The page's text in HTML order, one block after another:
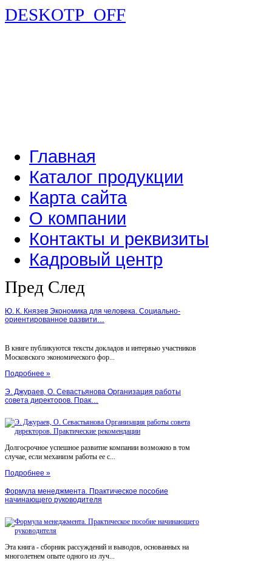
DESKOTP_OFF
Главная
Каталог продукции
Карта сайта
О компании
Контакты и реквизиты
Кадровый центр
Пред След
Ю. К. Князев Экономика для человека. Социально-
ориентированное развити…
В книге публикуются тексты докладов и интервью участников
Московского экономического фор...
Подробнее »
Э. Джураев, О. Севастьянова Организация работы
совета директоров. Прак…
Долгосрочное успешное развитие компании возможно в том
случае, если механизм работы ее с...
Подробнее »
Формула менеджмента. Практическое пособие
начинающего руководителя
Эта книга - сборник рассуждений и выводов, основанных на
многолетнем опыте одного из луч...